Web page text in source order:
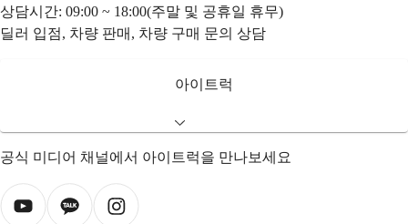
상담시간: 09:00 ~ 18:00(주말 및 공휴일 휴무)
딜러 입점, 차량 판매, 차량 구매 문의 상담
아이트럭
공식 미디어 채널에서 아이트럭을 만나보세요